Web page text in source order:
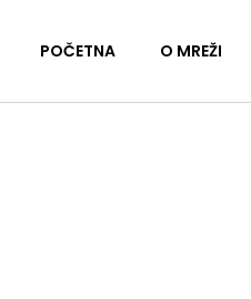
POČETNA O MREŽI